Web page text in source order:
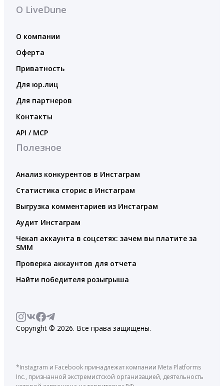
О LiveDune
О компании
Оферта
Приватность
Для юр.лиц
Для партнеров
Контакты
API / MCP
Полезное
Анализ конкурентов в Инстаграм
Статистика сторис в Инстаграм
Выгрузка комментариев из Инстаграм
Аудит Инстаграм
Чекап аккаунта в соцсетях: зачем вы платите за
SMM
Проверка аккаунтов для отчета
Найти победителя розыгрыша
Copyright © 2026. Все права защищены.
*Instagram и Facebook принадлежат компании Meta Platforms
Inc., признанной экстремистской организацией, деятельность